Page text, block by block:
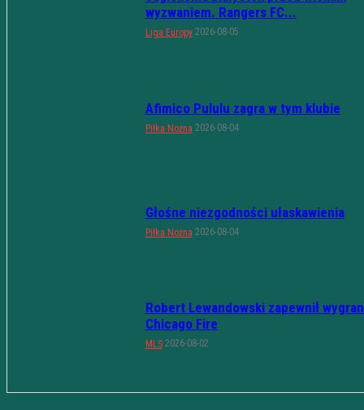
wyzwaniem. Rangers FC...
Liga Europy 2026-08-05
Afimico Pululu zagra w tym klubie
Piłka Nożna 2026-08-04
Głośne niezgodności ułaskawienia
Piłka Nożna 2026-08-04
Robert Lewandowski zapewnił
Chicago Fire
MLS 2026-08-02